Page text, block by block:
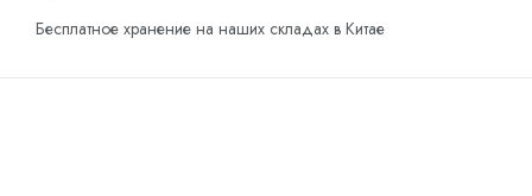
Бесплатное хранение на наших складах в Китае